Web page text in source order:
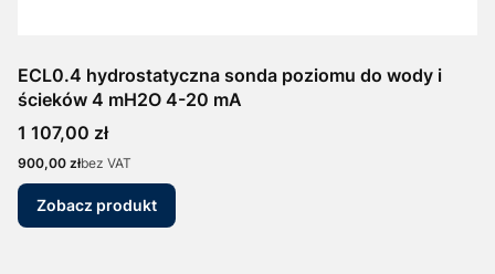
ECL0.4 hydrostatyczna sonda poziomu do wody i
ścieków 4 mH2O 4-20 mA
Cena
1 107,00 zł
Cena
900,00 złbez VAT
Zobacz produkt